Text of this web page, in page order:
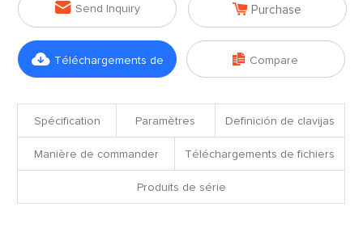
 Send Inquiry  Purchase
 Téléchargements de  Compare
Spécification Paramètres Definición de clavijas
Manière de commander Téléchargements de fichiers
Produits de série